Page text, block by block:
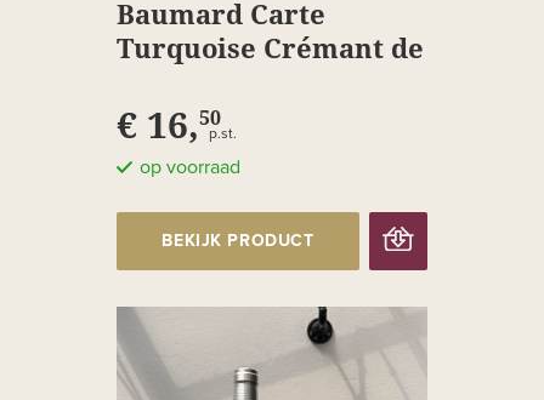
Baumard Carte
Turquoise Crémant de
€ 16,50
p.st.
op voorraad
BEKIJK PRODUCT